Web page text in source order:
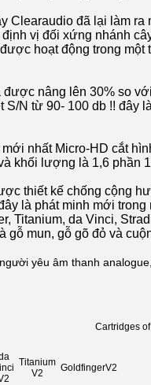
Clearaudio đã lại làm ra
vị đối xứng nhánh
hoạt động trong
được nâng lên 30% so
S/N từ 90- 100 db !! đây
nhất Micro-HD cắt
khối lượng là 1,6 phần
thiết kế chống cộng
là phát minh mới
Titanium, da Vinci,
gỗ mun, gỗ gõ đỏ và
yêu âm thanh
Cartridges
Titanium
V2
GoldfingerV2